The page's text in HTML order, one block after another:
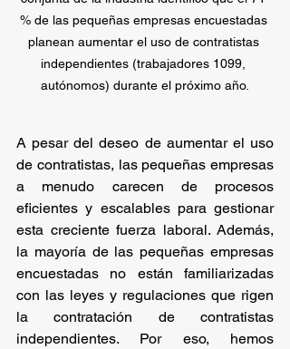
% de las pequeñas empresas encuestadas
planean aumentar el uso de contratistas
independientes (trabajadores 1099,
autónomos) durante el próximo año.
A pesar del deseo de aumentar el uso
de contratistas, las pequeñas empresas
a menudo carecen de procesos
eficientes y escalables para gestionar
esta creciente fuerza laboral. Además,
la mayoría de las pequeñas empresas
encuestadas no están familiarizadas
con las leyes y regulaciones que rigen
la contratación de contratistas
independientes. Por eso, hemos